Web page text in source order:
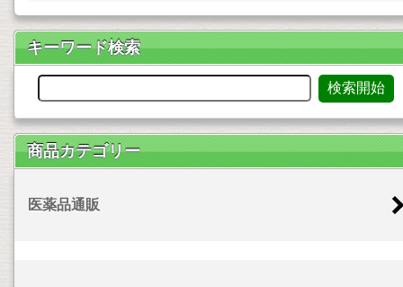
キーワード検索
商品カテゴリー
医薬品通販